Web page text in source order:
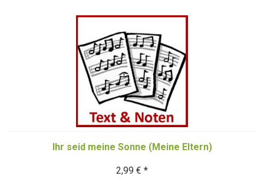
Ihr seid meine Sonne (Meine Eltern)
2,99 € *